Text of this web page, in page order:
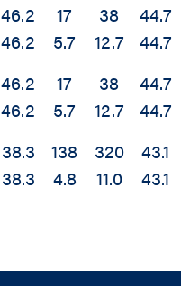
46.2
46.2
17
5.7
38
12.7
44.7
44.7
46.2
46.2
17
5.7
38
12.7
44.7
44.7
38.3
38.3
138
4.8
320
11.0
43.1
43.1